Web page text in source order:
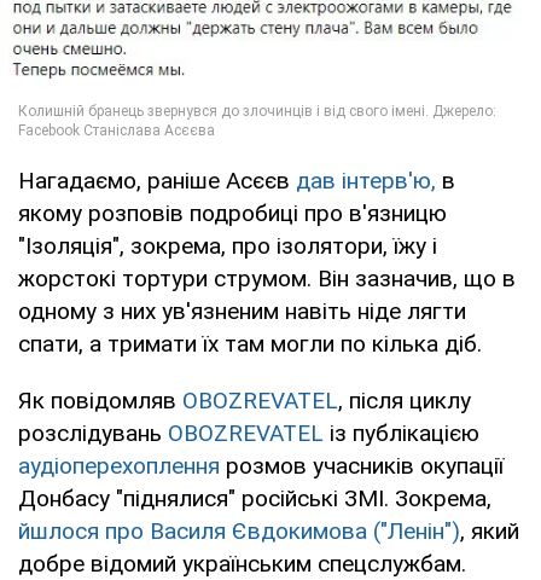
Нагадаємо, раніше Асєєв дав інтерв'ю, в
якому розповів подробиці про в'язницю
"Ізоляція", зокрема, про ізолятори, їжу і
жорстокі тортури струмом. Він зазначив, що в
одному з них ув'язненим навіть ніде лягти
спати, а тримати їх там могли по кілька діб.
Як повідомляв OBOZREVATEL, після циклу
розслідувань OBOZREVATEL із публікацією
аудіоперехоплення розмов учасників окупації
Донбасу "піднялися" російські ЗМІ. Зокрема,
йшлося про Василя Євдокимова ("Ленін"), який
добре відомий українським спецслужбам.